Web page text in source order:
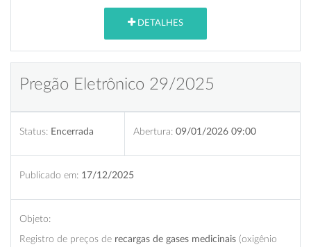
DETALHES
Pregão Eletrônico 29/2025
Status: Encerrada Abertura: 09/01/2026 09:00
Publicado em: 17/12/2025
Objeto:
Registro de preços de recargas de gases medicinais (oxigênio